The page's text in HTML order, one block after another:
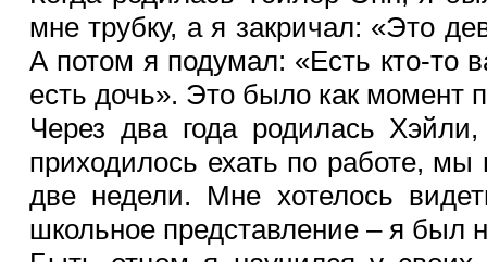
мне трубку, а я закричал: «Это
А потом я подумал: «Есть кто-то
есть дочь». Это было как момент
Через два года родилась
приходилось ехать по работе,
две недели. Мне хотелось
школьное представление – я был